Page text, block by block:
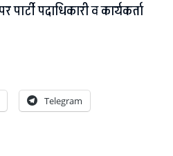
पदाधिकारी व कार्यकर्ता
Telegram